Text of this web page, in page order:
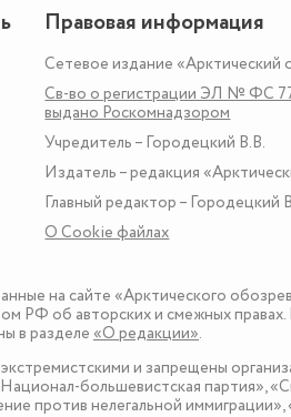
Правовая информация
Сетевое издание «Арктический
Св-во о регистрации ЭЛ № ФС 77
выдано Роскомнадзором
Учредитель – Городецкий В.В.
Издатель – редакция
Главный редактор – Городецкий
О Сookie файлах
на сайте «Арктического
РФ об авторских и смежных
в разделе «О редакции».
и запрещены
большевистская партия»,
против нелегальной